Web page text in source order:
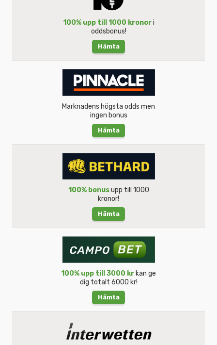
100% upp till 1000 kronori
oddsbonus!
Hämta
Marknadens högsta odds men
ingen bonus
Hämta
100% bonusupp till 1000
kronor!
Hämta
100% upp till 3000 krkan ge
dig totalt 6000 kr!
Hämta